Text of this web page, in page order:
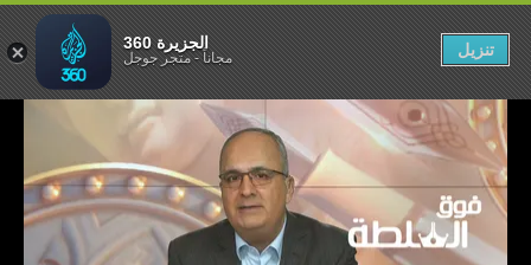
الجزيرة 360
مجاناً-متجر جوجل تنزيل